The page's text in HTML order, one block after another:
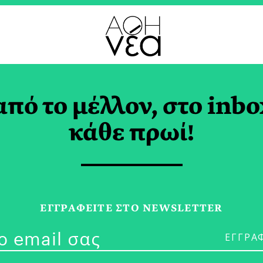
το Wimbledon
το μέλλον, στο
κάθε πρωί!
ΕΓΓPΑΦΕΙΤΕ ΣΤΟ NEWSLETTER